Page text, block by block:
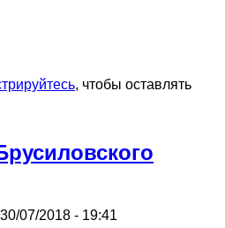
, чтобы оставлять
07/2018 - 19:41